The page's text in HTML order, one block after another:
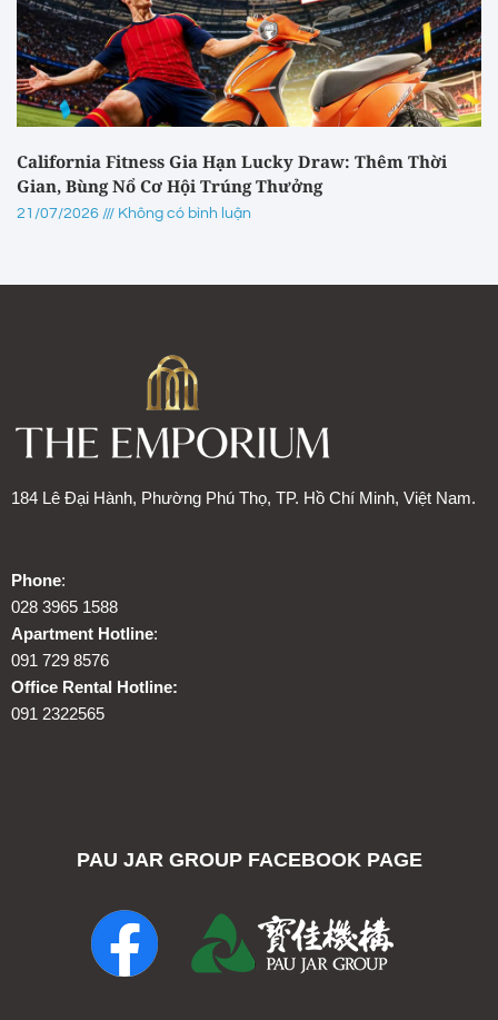
California Fitness Gia Hạn Lucky Draw: Thêm Thời
Gian, Bùng Nổ Cơ Hội Trúng Thưởng
21/07/2026 Không có bình luận
184 Lê Đại Hành, Phường Phú Thọ, TP. Hồ Chí Minh, Việt Nam.
Phone:
028 3965 1588
Apartment Hotline:
091 729 8576
Office Rental Hotline:
091 2322565
PAU JAR GROUP FACEBOOK PAGE